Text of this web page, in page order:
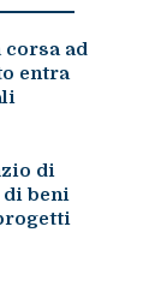
ad
entra
di
beni